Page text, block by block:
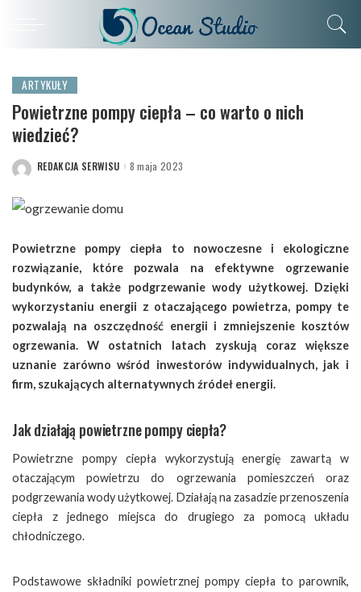
ARTYKUŁY
Powietrzne pompy ciepła – co warto o nich
wiedzieć?
POSTED
REDAKCJA SERWISU 8 maja 2023
Powietrzne pompy ciepła to nowoczesne i ekologiczne
rozwiązanie, które pozwala na efektywne ogrzewanie
budynków, a także podgrzewanie wody użytkowej. Dzięki
wykorzystaniu energii z otaczającego powietrza, pompy te
pozwalają na oszczędność energii i zmniejszenie kosztów
ogrzewania. W ostatnich latach zyskują coraz większe
uznanie zarówno wśród inwestorów indywidualnych, jak i
firm, szukających alternatywnych źródeł energii.
Jak działają powietrzne pompy ciepła?
Powietrzne pompy ciepła wykorzystują energię zawartą w
otaczającym powietrzu do ogrzewania pomieszczeń oraz
podgrzewania wody użytkowej. Działają na zasadzie przenoszenia
ciepła z jednego miejsca do drugiego za pomocą układu
chłodniczego.
Podstawowe składniki powietrznej pompy ciepła to parownik,